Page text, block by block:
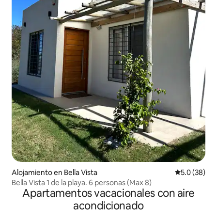
Alojamiento en Bella Vista Calificación
5.0 (38)
Bella Vista 1 de la playa. 6 personas (Max 8)
Apartamentos vacacionales con aire
acondicionado